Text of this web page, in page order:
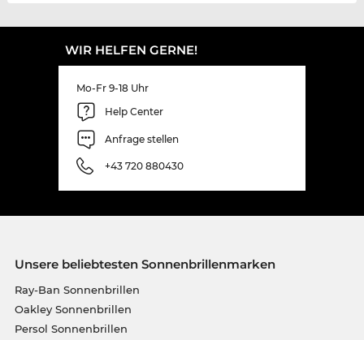
WIR HELFEN GERNE!
Mo-Fr 9-18 Uhr
Help Center
Anfrage stellen
+43 720 880430
Unsere beliebtesten Sonnenbrillenmarken
Ray-Ban Sonnenbrillen
Oakley Sonnenbrillen
Persol Sonnenbrillen